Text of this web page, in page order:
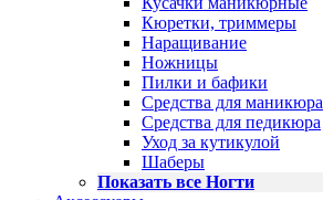
Кюретки, триммеры
Наращивание
Ножницы
Пилки и бафики
Средства для маникюра
Средства для педикюра
Уход за кутикулой
Шаберы
Показать все Ногти